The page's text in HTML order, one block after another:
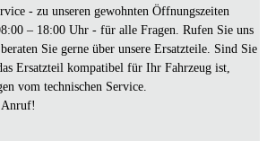
- zu unseren gewohnten Öffnungszeiten
– 18:00 Uhr - für alle Fragen. Rufen Sie uns
Sie gerne über unsere Ersatzteile. Sind Sie
Ersatzteil kompatibel für Ihr Fahrzeug ist,
vom technischen Service.